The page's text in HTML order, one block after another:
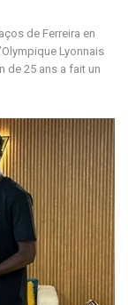
de Ferreira en
Lyonnais
de 25 ans a fait un